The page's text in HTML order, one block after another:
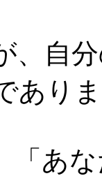
自
あり
あ